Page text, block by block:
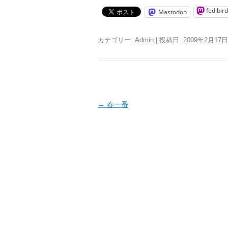
Mastodon fedibird
カテゴリー: Admin | 投稿日: 2009年2月17日
投
← 春一番